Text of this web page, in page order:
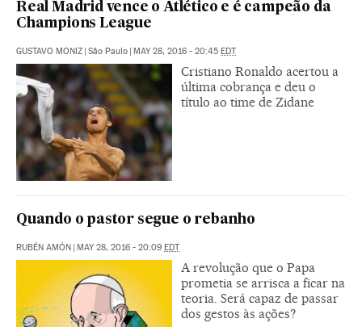
Real Madrid vence o Atlético e é campeão da
Champions League
GUSTAVO MONIZ São Paulo MAY 28, 2016 - 20:45 EDT
Cristiano Ronaldo acertou a
última cobrança e deu o
título ao time de Zidane
Quando o pastor segue o rebanho
RUBÉN AMÓN | MAY 28, 2016 - 20:09 EDT
A revolução que o Papa
prometia se arrisca a ficar na
teoria. Será capaz de passar
dos gestos às ações?